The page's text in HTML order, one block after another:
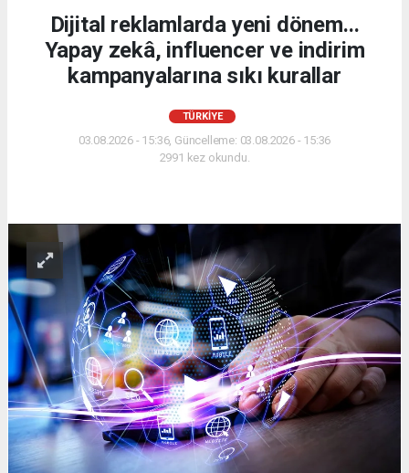
Dijital reklamlarda yeni dönem...
Yapay zekâ, influencer ve indirim
kampanyalarına sıkı kurallar
TÜRKİYE
03.08.2026 - 15:36, Güncelleme: 03.08.2026 - 15:36
2991 kez okundu.